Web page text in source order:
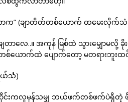
က” (ချာတိတ်တစ်ယောက် ထမေးလိုက်သံ
တာလေ..။ အကုန် မြစ်ထဲ သွားမျှောမလို့
စ်ယောက်ထဲ ပျောက်တော့ မတရားဘူးထ
ယ်သံ)
င်းကလူမှန်သမျှ ဘယ်ဖက်တစ်ဖက်ပဲရှိတဲ့ ဖိန